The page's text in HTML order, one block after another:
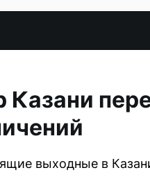
Казани
выходные в